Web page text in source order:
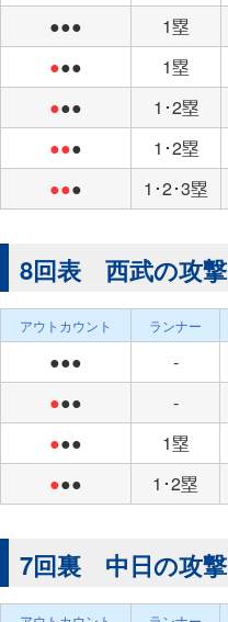
●●●
1塁
●●● 1塁
●●● 1･2塁
●●● 1･2塁
●●● 1･2･3塁
8回表 西武の攻撃
アウトカウント ランナー
●●● -
●●● -
●●● 1塁
●●● 1･2塁
7回裏 中日の攻撃